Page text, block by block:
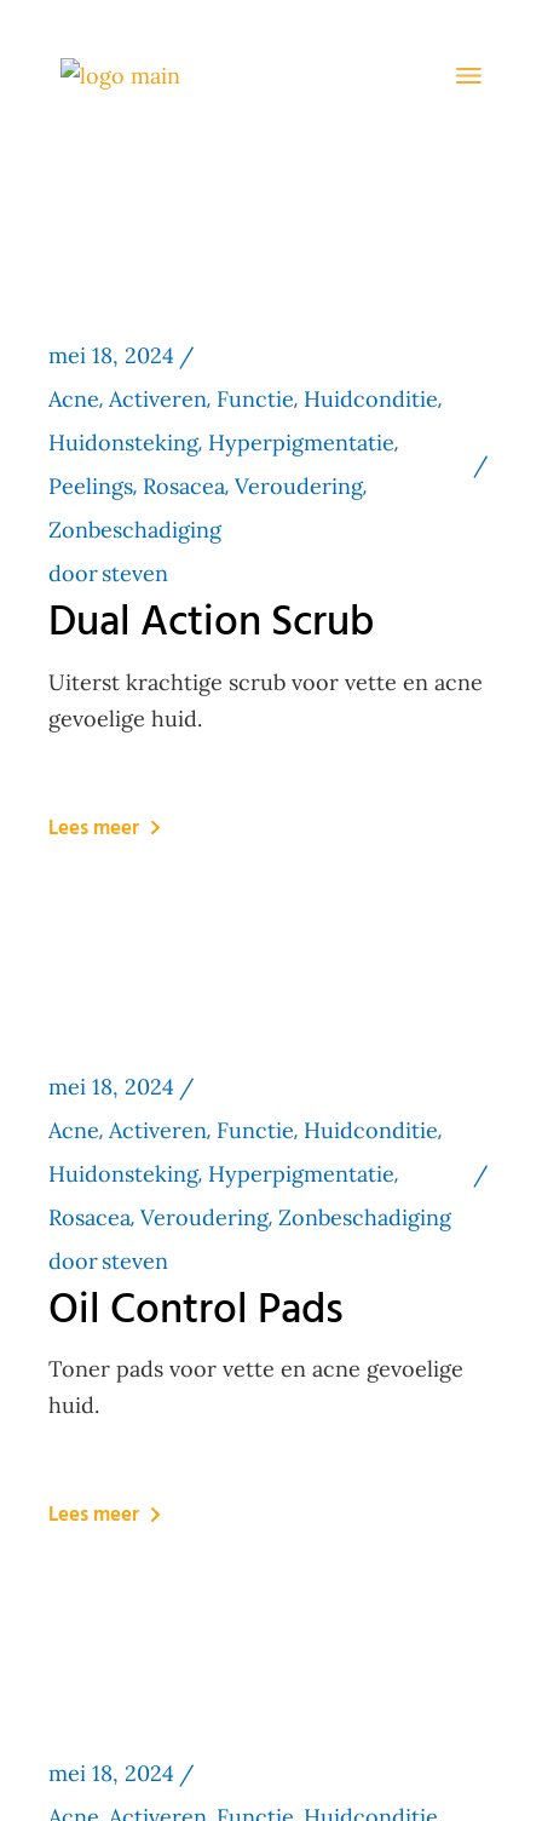
mei 18, 2024
Acne Activeren Functie Huidconditie
Huidonsteking Hyperpigmentatie
Peelings Rosacea Veroudering
Zonbeschadiging
doorsteven
Dual Action Scrub
Uiterst krachtige scrub voor vette en acne
gevoelige huid.
Lees meer
mei 18, 2024
Acne Activeren Functie Huidconditie
Huidonsteking Hyperpigmentatie
Rosacea Veroudering Zonbeschadiging
doorsteven
Oil Control Pads
Toner pads voor vette en acne gevoelige
huid.
Lees meer
mei 18, 2024